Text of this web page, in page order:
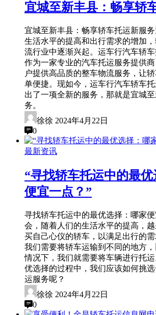
宜城至新丰县：畅享轿
宜城至新丰县：畅享轿车托运新服
生活水平的提高和出行需求的增加
流行业中逐渐兴起。运车行汽车轿
作为一家专业的汽车托运服务提供
户提供高品质的整车物流服务，让
单便捷。现如今，运车行汽车轿车
出了一项全新的服务，那就是宜城
务。
徐徐 2024年4月22日
0
最新资讯
“寻找轿车托运中的最
便宜一点？”
寻找轿车托运中的最优选择：哪家
会，随着人们的生活水平的提高，
买自己心仪的轿车，以满足出行的
我们需要将轿车运输到不同的地方
情况下，我们就需要将车辆进行托
优选择的过程中，我们应该如何挑
运服务呢？
徐徐 2024年4月22日
0